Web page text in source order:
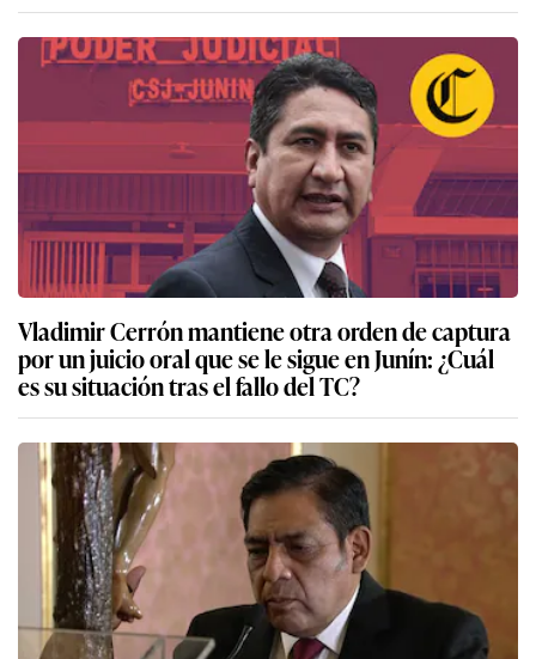
Vladimir Cerrón mantiene otra orden de captura
por un juicio oral que se le sigue en Junín: ¿Cuál
es su situación tras el fallo del TC?